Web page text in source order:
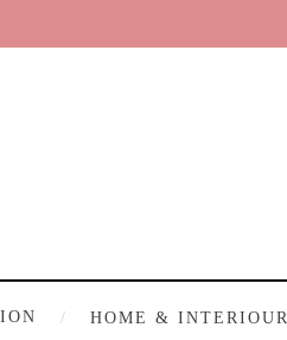
HOME & INTERIOUR